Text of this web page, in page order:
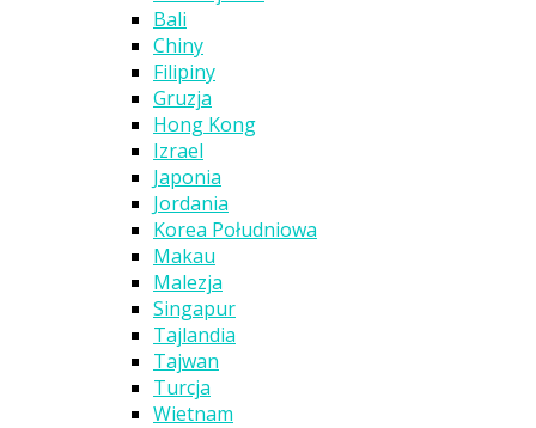
Bali
Chiny
Filipiny
Gruzja
Hong Kong
Izrael
Japonia
Jordania
Korea Południowa
Makau
Malezja
Singapur
Tajlandia
Tajwan
Turcja
Wietnam